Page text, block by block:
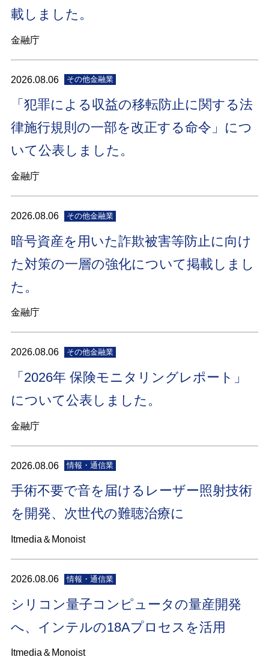
載しました。
金融庁
2026.08.06 その他金融業
「犯罪による収益の移転防止に関する法
律施行規則の一部を改正する命令」につ
いて公表しました。
金融庁
2026.08.06 その他金融業
暗号資産を用いた詐欺被害等防止に向け
た対策の一層の強化について掲載しまし
た。
金融庁
2026.08.06 その他金融業
「2026年 保険モニタリングレポート」
について公表しました。
金融庁
2026.08.06 情報・通信業
手術不要で音を届けるレーザー照射技術
を開発、次世代の難聴治療に
Itmedia＆Monoist
2026.08.06 情報・通信業
シリコン量子コンピュータの量産開発
へ、インテルの18Aプロセスを活用
Itmedia＆Monoist